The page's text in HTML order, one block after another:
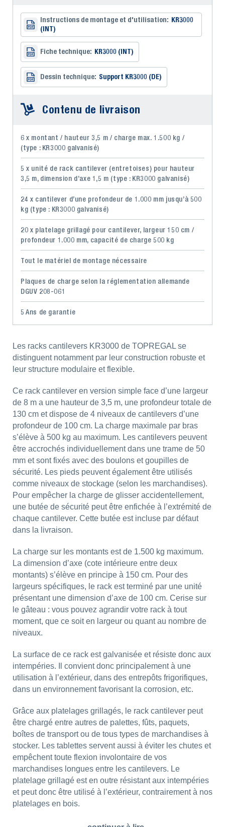
Instructions de montage et d'utilisation: KR3000
(INT)
Fiche technique: KR3000 (INT)
Dessin technique: Support KR3000 (DE)
Contenu de livraison
6 x montant / hauteur 3,5 m / charge max. 1.500 kg /
(type : KR3000 galvanisé)
5 x unité de rack cantilever (entretoises) pour hauteur
3,5 m, dimension d’axe 1,5 m (type : KR3000 galvanisé)
24 x cantilever d’une profondeur de 1.000 mm jusqu’à 500
kg (type : KR3000 galvanisé)
20 x platelage grillagé pour cantilever, largeur 150 cm /
profondeur 1.000 mm, capacité de charge 500 kg
Tout le matériel de montage nécessaire
Plaques de charge selon la réglementation allemande
DGUV 208-061
5 Ans de garantie
Les racks cantilevers KR3000 de TOPREGAL se
distinguent notamment par leur construction robuste et
leur structure modulaire et flexible.
Ce rack cantilever en version simple face d’une largeur
de 8 m a une hauteur de 3,5 m, une profondeur totale de
130 cm et dispose de 4 niveaux de cantilevers d’une
profondeur de 100 cm. La charge maximale par bras
s’élève à 500 kg au maximum. Les cantilevers peuvent
être accrochés individuellement dans une trame de 50
mm et sont fixés avec des boulons et goupilles de
sécurité. Les pieds peuvent également être utilisés
comme niveaux de stockage (selon les marchandises).
Pour empêcher la charge de glisser accidentellement,
une butée de sécurité peut être enfichée à l’extrémité de
chaque cantilever. Cette butée est incluse par défaut
dans la livraison.
La charge sur les montants est de 1.500 kg maximum.
La dimension d’axe (cote intérieure entre deux
montants) s’élève en principe à 150 cm. Pour des
largeurs spécifiques, le rack est terminé par une unité
présentant une dimension d’axe de 100 cm. Cerise sur
le gâteau : vous pouvez agrandir votre rack à tout
moment, que ce soit en largeur ou quant au nombre de
niveaux.
La surface de ce rack est galvanisée et résiste donc aux
intempéries. Il convient donc principalement à une
utilisation à l’extérieur, dans des entrepôts frigorifiques,
dans un environnement favorisant la corrosion, etc.
Grâce aux platelages grillagés, le rack cantilever peut
être chargé entre autres de palettes, fûts, paquets,
boîtes de transport ou de tous types de marchandises à
stocker. Les tablettes servent aussi à éviter les chutes et
empêchent toute flexion involontaire de vos
marchandises longues entre les cantilevers. Le
platelage grillagé est en outre résistant aux intempéries
et peut donc être utilisé à l’extérieur, contrairement à nos
platelages en bois.